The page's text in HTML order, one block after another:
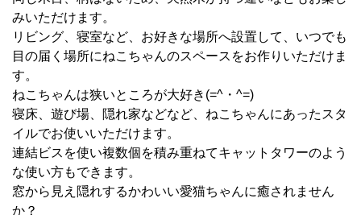
みいただけます。
リビング、寝室など、お好きな場所へ設置して、 いつでも
目の届く場所にねこちゃんのスペースをお作りいただけま
す。
ねこちゃんは狭いところが大好き(=^・^=)
寝床、遊び場、隠れ家などなど、ねこ ちゃんにあったスタ
イルでお使いいただけます。
連結ビスを使い複数個を積み重ねてキャットタワーのよう
な使い方もできます。
窓から見え隠れするかわいい愛猫ちゃんに癒されません
か？